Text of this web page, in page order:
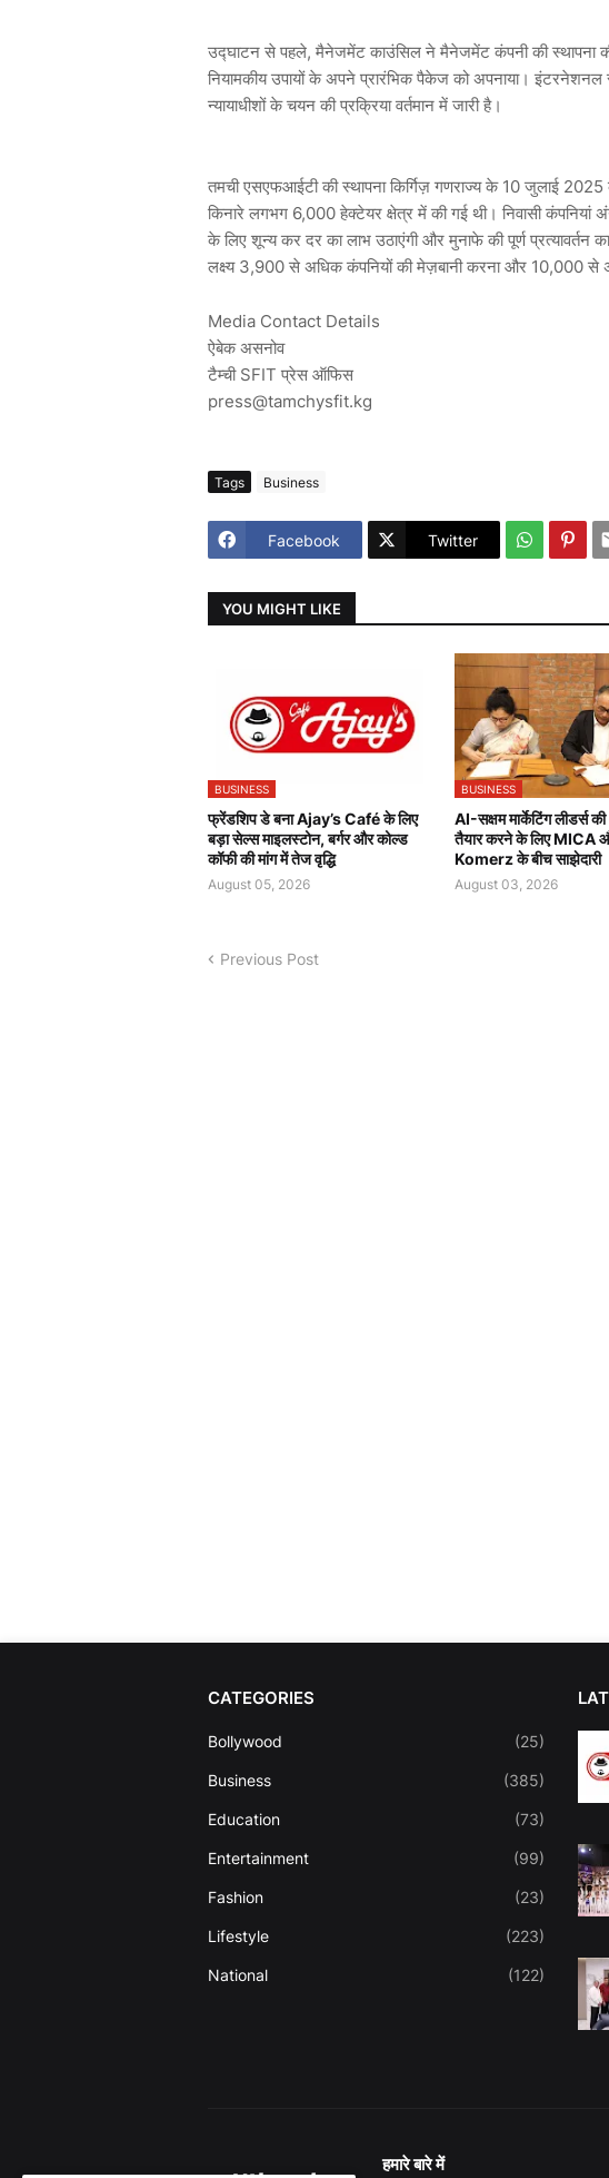
उद्घाटन से पहले, मैनेजमेंट काउंसिल ने मैनेजमेंट कंपनी की स्थापना
नियामकीय उपायों के अपने प्रारंभिक पैकेज को अपनाया।
न्यायाधीशों के चयन की प्रक्रिया वर्तमान में जारी है।
तमची एसएफआईटी की स्थापना किर्गिज़ गणराज्य के 10 जुलाई
किनारे लगभग 6,000 हेक्टेयर क्षेत्र में की गई थी। निवासी कंपनियां
के लिए शून्य कर दर का लाभ उठाएंगी और मुनाफे की पूर्ण
लक्ष्य 3,900 से अधिक कंपनियों की मेज़बानी करना और 10,000 से
Media Contact Details
ऐबेक असनोव
टैम्ची SFIT प्रेस ऑफिस
press@tamchysfit.kg
Tags Business
Facebook Twitter
YOU MIGHT LIKE
BUSINESS
फ्रेंडशिप डे बना Ajay’s Café के लिए
बड़ा सेल्स माइलस्टोन, बर्गर और कोल्ड
कॉफी की मांग में तेज वृद्धि
August 05, 2026
BUSINESS
AI-सक्षम मार्केटिंग लीडर्स
तैयार करने के लिए MICA
Komerz के बीच साझेदारी
August 03, 2026
Previous Post
CATEGORIES
Bollywood (25)
Business (385)
Education (73)
Entertainment (99)
Fashion (23)
Lifestyle (223)
National (122)
हमारे बारे में